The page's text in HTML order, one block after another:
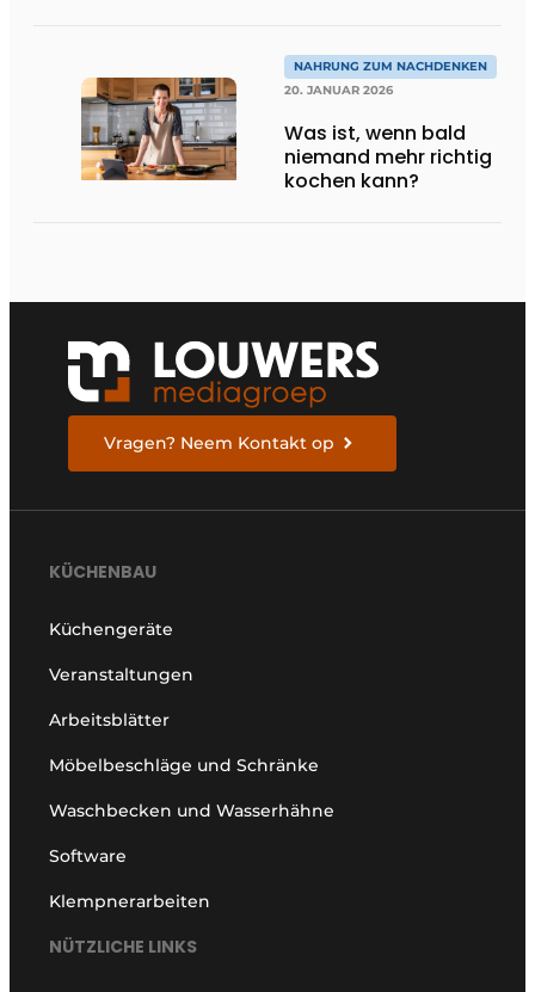
NAHRUNG ZUM NACHDENKEN
20. JANUAR 2026
Was ist, wenn bald
niemand mehr richtig
kochen kann?
Vragen? Neem Kontakt op
KÜCHENBAU
Küchengeräte
Veranstaltungen
Arbeitsblätter
Möbelbeschläge und Schränke
Waschbecken und Wasserhähne
Software
Klempnerarbeiten
NÜTZLICHE LINKS